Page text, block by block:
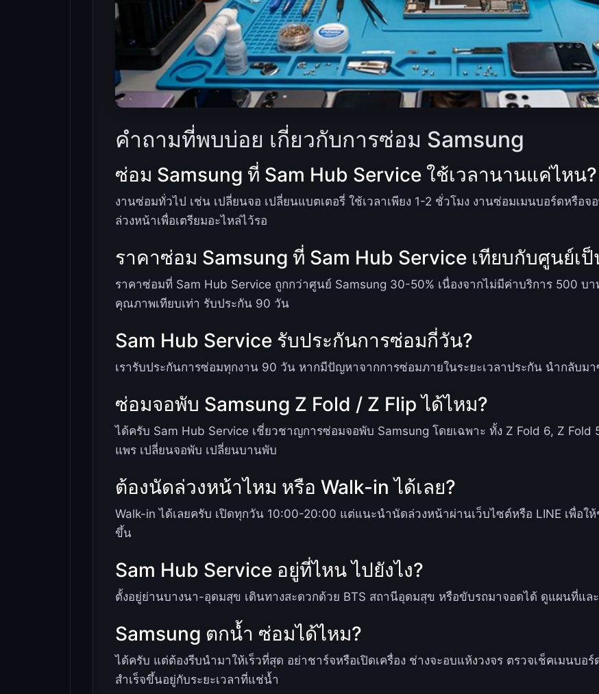
คำถามที่พบบ่อย เกี่ยวกับการซ่อม Samsung
ซ่อม Samsung ที่ Sam Hub Service ใช้เวลานานแค่ไหน?
งานซ่อมทั่วไป เช่น เปลี่ยนจอ เปลี่ยนแบตเตอรี่ ใช้เวลาเพียง 1-2 ชั่วโมง งานซ่อมเมนบอร์ดหรือ
ล่วงหน้าเพื่อเตรียมอะไหล่ไว้รอ
ราคาซ่อม Samsung ที่ Sam Hub Service เทียบกับศูนย์เป็
ราคาซ่อมที่ Sam Hub Service ถูกกว่าศูนย์ Samsung 30-50% เนื่องจากไม่มีค่าบริการ 500 บา
คุณภาพเทียบเท่า รับประกัน 90 วัน
Sam Hub Service รับประกันการซ่อมกี่วัน?
เรารับประกันการซ่อมทุกงาน 90 วัน หากมีปัญหาจากการซ่อมภายในระยะเวลาประกัน นำกลับม
ซ่อมจอพับ Samsung Z Fold / Z Flip ได้ไหม?
ได้ครับ Sam Hub Service เชี่ยวชาญการซ่อมจอพับ Samsung โดยเฉพาะ ทั้ง Z Fold 6, Z
แพร เปลี่ยนจอพับ เปลี่ยนบานพับ
ต้องนัดล่วงหน้าไหม หรือ Walk-in ได้เลย?
Walk-in ได้เลยครับ เปิดทุกวัน 10:00-20:00 แต่แนะนำนัดล่วงหน้าผ่านเว็บไซต์หรือ LINE เพื่อให้
ขึ้น
Sam Hub Service อยู่ที่ไหน ไปยังไง?
ตั้งอยู่ย่านบางนา-อุดมสุข เดินทางสะดวกด้วย BTS สถานีอุดมสุข หรือขับรถมาจอดได้ ดูแผนที่แล
Samsung ตกน้ำ ซ่อมได้ไหม?
ได้ครับ แต่ต้องรีบนำมาให้เร็วที่สุด อย่าชาร์จหรือเปิดเครื่อง ช่างจะอบแห้งวงจร ตรวจเช็คเมนบอ
สำเร็จขึ้นอยู่กับระยะเวลาที่แช่น้ำ